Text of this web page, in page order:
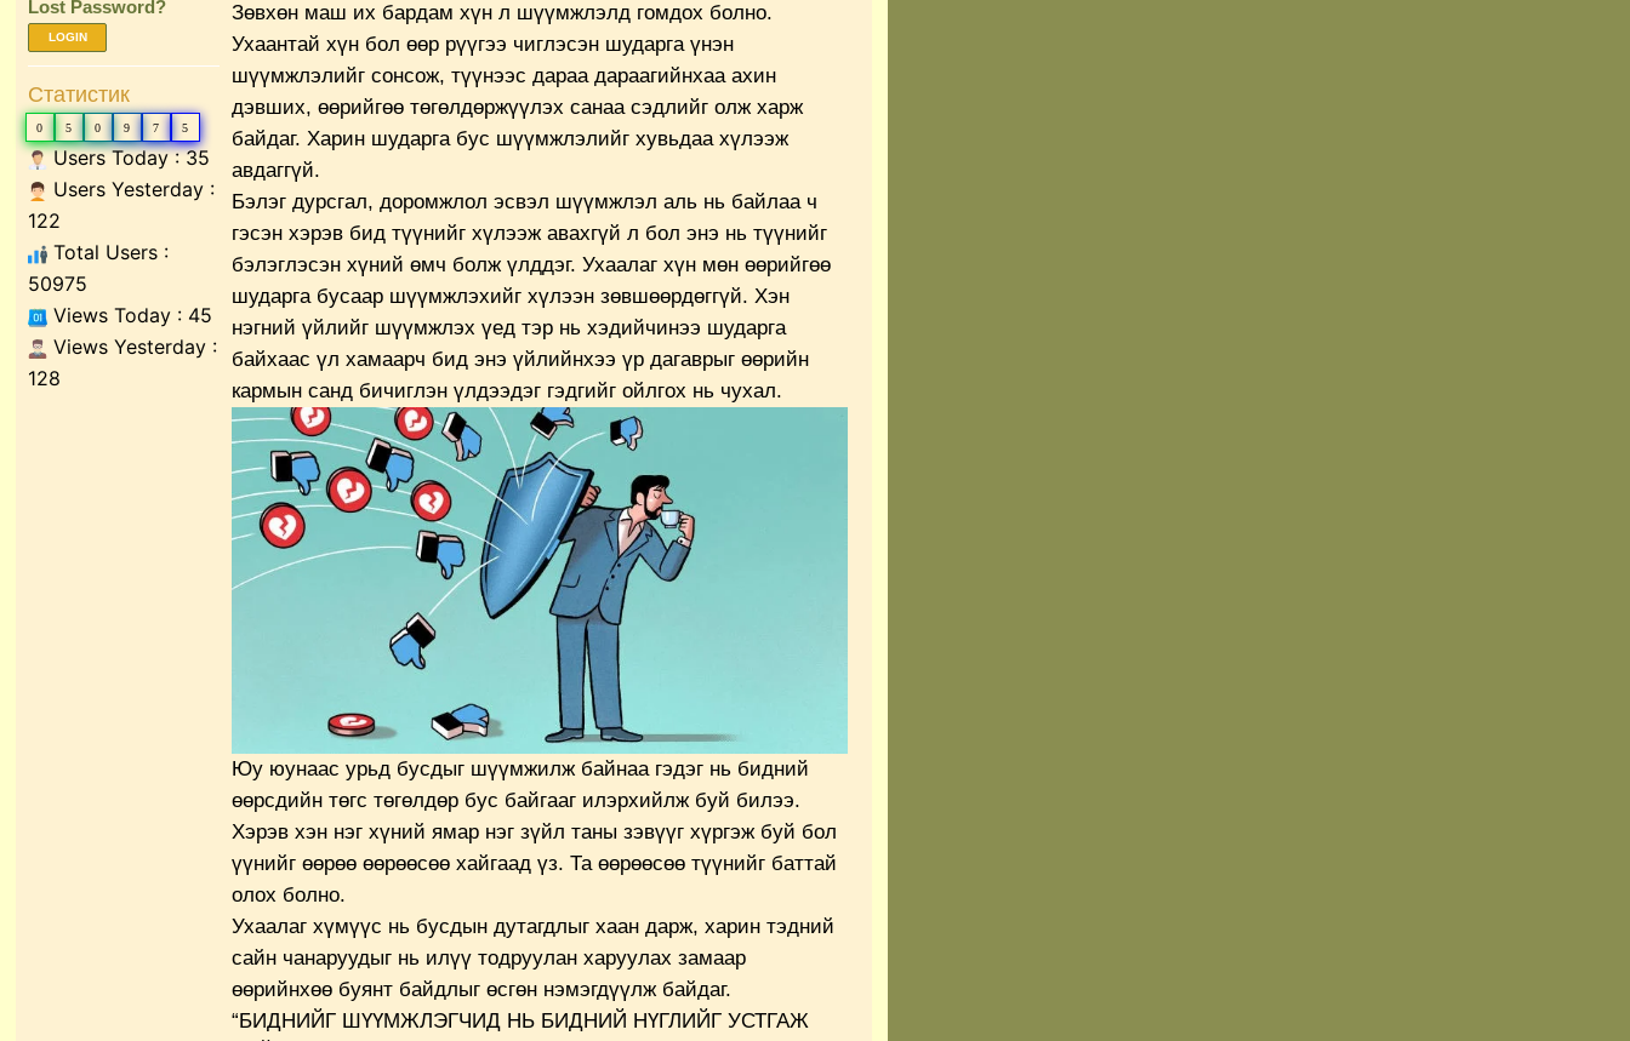
Lost Password?
LOGIN
Статистик
0 5 0 9 7 5
Users Today : 35
Users Yesterday :
122
Total Users :
50975
Views Today : 45
Views Yesterday :
128
Зөвхөн маш их бардам хүн л шүүмжлэлд гомдох болно.
Ухаантай хүн бол өөр рүүгээ чиглэсэн шударга үнэн
шүүмжлэлийг сонсож, түүнээс дараа дараагийнхаа ахин
дэвших, өөрийгөө төгөлдөржүүлэх санаа сэдлийг олж харж
байдаг. Харин шударга бус шүүмжлэлийг хувьдаа хүлээж
авдаггүй.
Бэлэг дурсгал, доромжлол эсвэл шүүмжлэл аль нь байлаа ч
гэсэн хэрэв бид түүнийг хүлээж авахгүй л бол энэ нь түүнийг
бэлэглэсэн хүний өмч болж үлддэг. Ухаалаг хүн мөн өөрийгөө
шударга бусаар шүүмжлэхийг хүлээн зөвшөөрдөггүй. Хэн
нэгний үйлийг шүүмжлэх үед тэр нь хэдийчинээ шударга
байхаас үл хамаарч бид энэ үйлийнхээ үр дагаврыг өөрийн
кармын санд бичиглэн үлдээдэг гэдгийг ойлгох нь чухал.
Юу юунаас урьд бусдыг шүүмжилж байнаа гэдэг нь бидний
өөрсдийн төгс төгөлдөр бус байгааг илэрхийлж буй билээ.
Хэрэв хэн нэг хүний ямар нэг зүйл таны зэвүүг хүргэж буй бол
үүнийг өөрөө өөрөөсөө хайгаад үз. Та өөрөөсөө түүнийг баттай
олох болно.
Ухаалаг хүмүүс нь бусдын дутагдлыг хаан дарж, харин тэдний
сайн чанаруудыг нь илүү тодруулан харуулах замаар
өөрийнхөө буянт байдлыг өсгөн нэмэгдүүлж байдаг.
“БИДНИЙГ ШҮҮМЖЛЭГЧИД НЬ БИДНИЙ НҮГЛИЙГ УСТГАЖ